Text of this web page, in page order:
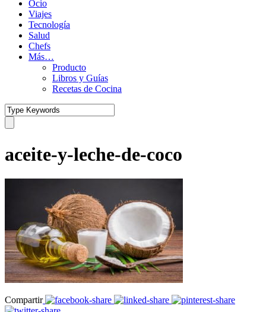
Ocio
Viajes
Tecnología
Salud
Chefs
Más…
Producto
Libros y Guías
Recetas de Cocina
aceite-y-leche-de-coco
Compartir